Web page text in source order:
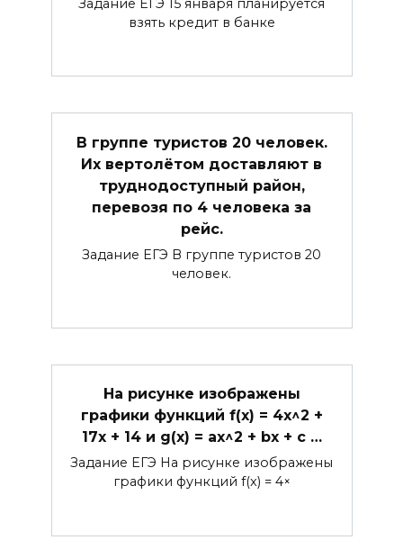
Задание ЕГЭ 15 января планируется
взять кредит в банке
В группе туристов 20 человек.
Их вертолётом доставляют в
труднодоступный район,
перевозя по 4 человека за
рейс.
Задание ЕГЭ В группе туристов 20
человек.
На рисунке изображены
графики функций f(x) = 4x^2 +
17x + 14 и g(x) = ax^2 + bx + c …
Задание ЕГЭ На рисунке изображены
графики функций f(x) = 4×